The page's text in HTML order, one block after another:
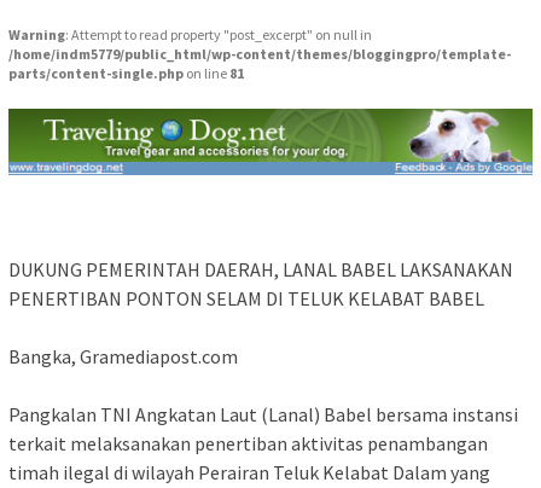
Warning: Attempt to read property "post_excerpt" on null in
/home/indm5779/public_html/wp-content/themes/bloggingpro/template-
parts/content-single.php on line 81
DUKUNG PEMERINTAH DAERAH, LANAL BABEL LAKSANAKAN
PENERTIBAN PONTON SELAM DI TELUK KELABAT BABEL
Bangka, Gramediapost.com
Pangkalan TNI Angkatan Laut (Lanal) Babel bersama instansi
terkait melaksanakan penertiban aktivitas penambangan
timah ilegal di wilayah Perairan Teluk Kelabat Dalam yang